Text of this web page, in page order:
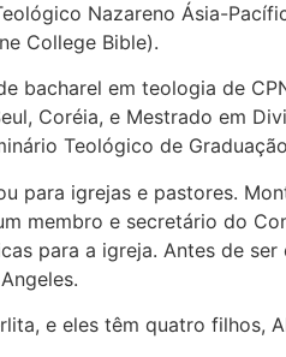
Nazareno Ásia-
College Bible).
bacharel em teologia de
Coréia, e Mestrado em
Teológico de
para igrejas e pastores.
membro e secretário do
para a igreja. Antes de
e eles têm quatro filhos,